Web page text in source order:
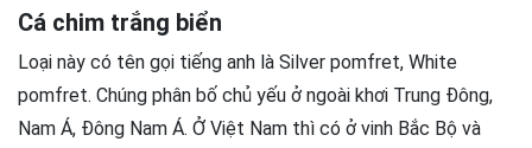
Cá chim trắng biển
Loại này có tên gọi tiếng anh là Silver pomfret, White
pomfret. Chúng phân bố chủ yếu ở ngoài khơi Trung Đông,
Nam Á, Đông Nam Á. Ở Việt Nam thì có ở vinh Bắc Bộ và